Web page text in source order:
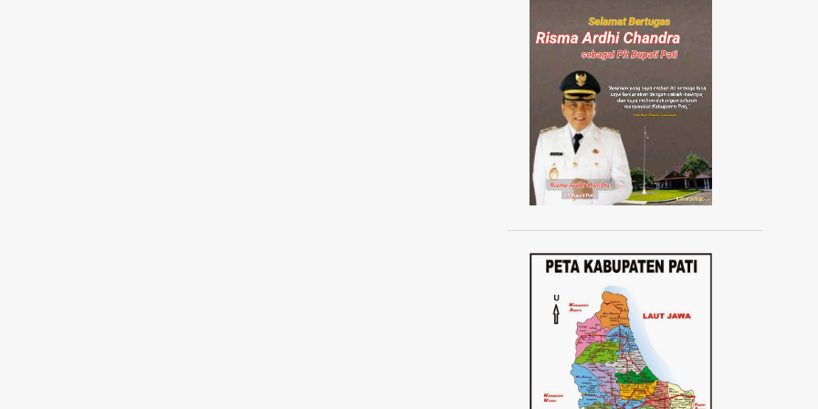
AISYIYAH JATENG AISYIYAH PATI
AISYIYAH TLOGOWUNGU
AJANG ABANG NONE JAKARTA 2024
AJUDAN KAPOLRI
AKAD MASSAL KPR SUBSIDI
AKADEMI SEPAK BOLA
AKBAR TANDJUNG AKSI 1000 LILIN
AKSI BELA DUKUNG PALESTINA
AKSI BORONG
AKSI DAMAI ANTI PREMANISME
AKSI DAMAI WARGA PATI
AKSI DEMO TOLAK KENAIKAN PAJAK